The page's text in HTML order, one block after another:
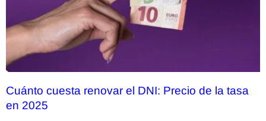
Cuánto cuesta renovar el DNI: Precio de la tasa
en 2025